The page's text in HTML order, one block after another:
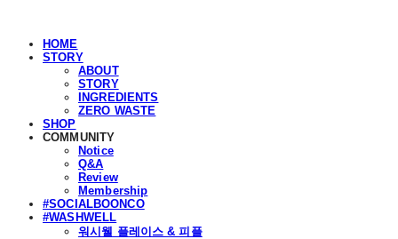
HOME
STORY
ABOUT
STORY
INGREDIENTS
ZERO WASTE
SHOP
COMMUNITY
Notice
Q&A
Review
Membership
#SOCIALBOONCO
#WASHWELL
워시웰 플레이스 & 피플